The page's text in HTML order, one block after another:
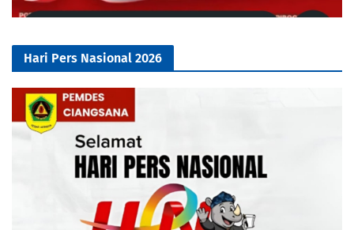
Hari Pers Nasional 2026